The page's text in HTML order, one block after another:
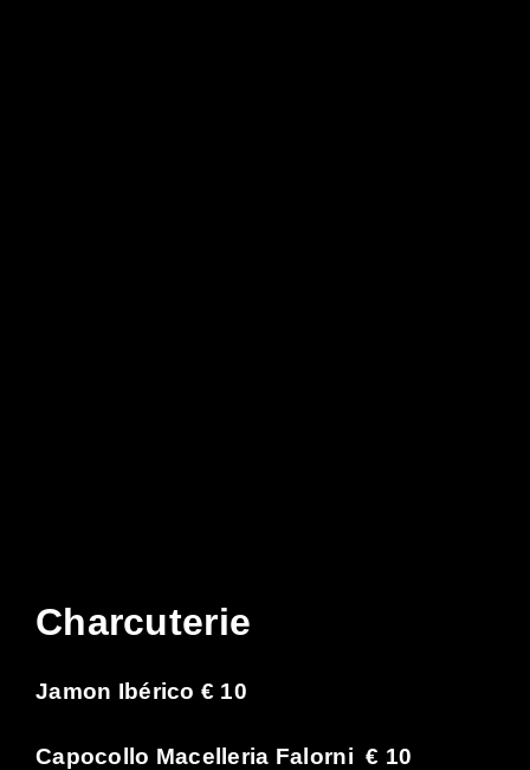
Charcuterie
Jamon Ibérico € 10
Capocollo Macelleria Falorni € 10